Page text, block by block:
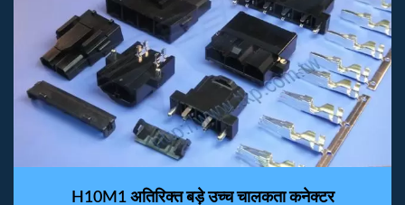
H10M1 अतिरिक्त बड़े उच्च चालकता कनेक्टर